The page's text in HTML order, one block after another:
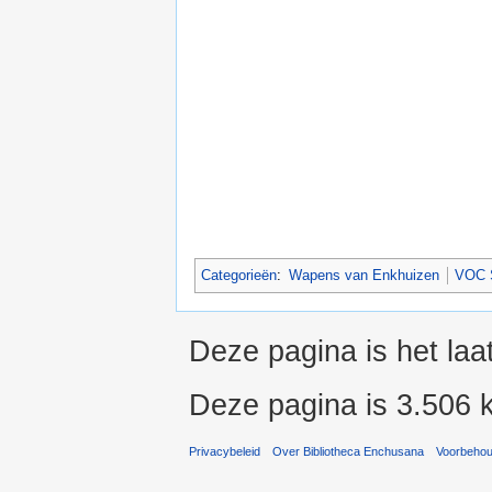
Categorieën: Wapens van Enkhuizen VOC
Deze pagina is het
Deze pagina is 3.506
Privacybeleid Over Bibliotheca Enchusana